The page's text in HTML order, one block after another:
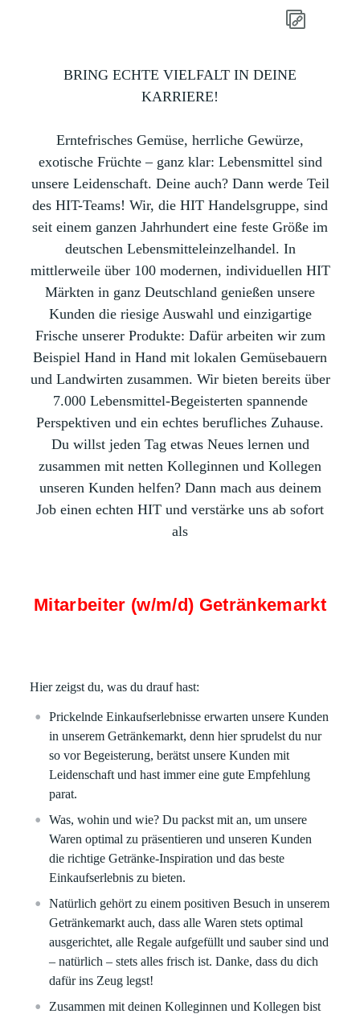
BRING ECHTE VIELFALT IN DEINE
KARRIERE!
Erntefrisches Gemüse, herrliche Gewürze,
exotische Früchte – ganz klar: Lebensmittel sind
unsere Leidenschaft. Deine auch? Dann werde Teil
des HIT-Teams! Wir, die HIT Handelsgruppe, sind
seit einem ganzen Jahrhundert eine feste Größe im
deutschen Lebensmitteleinzelhandel. In
mittlerweile über 100 modernen, individuellen HIT
Märkten in ganz Deutschland genießen unsere
Kunden die riesige Auswahl und einzigartige
Frische unserer Produkte: Dafür arbeiten wir zum
Beispiel Hand in Hand mit lokalen Gemüsebauern
und Landwirten zusammen. Wir bieten bereits über
7.000 Lebensmittel-Begeisterten spannende
Perspektiven und ein echtes berufliches Zuhause.
Du willst jeden Tag etwas Neues lernen und
zusammen mit netten Kolleginnen und Kollegen
unseren Kunden helfen? Dann mach aus deinem
Job einen echten HIT und verstärke uns ab sofort
als
Mitarbeiter (w/m/d) Getränkemarkt
Hier zeigst du, was du drauf hast:
Prickelnde Einkaufserlebnisse erwarten unsere Kunden
in unserem Getränkemarkt, denn hier sprudelst du nur
so vor Begeisterung, berätst unsere Kunden mit
Leidenschaft und hast immer eine gute Empfehlung
parat.
Was, wohin und wie? Du packst mit an, um unsere
Waren optimal zu präsentieren und unseren Kunden
die richtige Getränke-Inspiration und das beste
Einkaufserlebnis zu bieten.
Natürlich gehört zu einem positiven Besuch in unserem
Getränkemarkt auch, dass alle Waren stets optimal
ausgerichtet, alle Regale aufgefüllt und sauber sind und
– natürlich – stets alles frisch ist. Danke, dass du dich
dafür ins Zeug legst!
Zusammen mit deinen Kolleginnen und Kollegen bist